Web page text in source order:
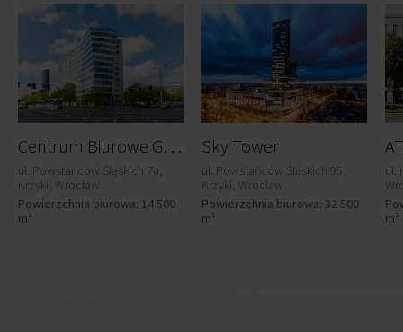
C
entrum Biurowe Globis
ul. Powstanców Śląskich 7a,
Krzyki, Wrocław
Powierzchnia biurowa: 14 500
m²
Sky Tower
ul. Powstańców Śląskich 95,
Krzyki, Wrocław
Powierzchnia biurowa: 32 500
m²
ul.
m²